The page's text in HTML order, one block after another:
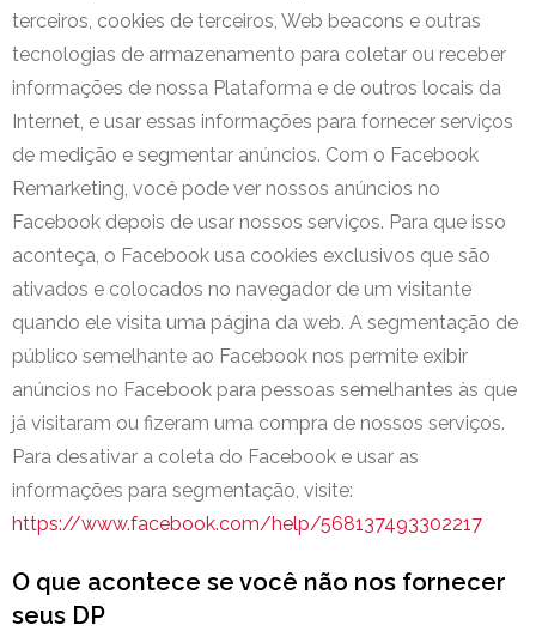
terceiros, cookies de terceiros, Web beacons e outras
tecnologias de armazenamento para coletar ou receber
informações de nossa Plataforma e de outros locais da
Internet, e usar essas informações para fornecer serviços
de medição e segmentar anúncios. Com o Facebook
Remarketing, você pode ver nossos anúncios no
Facebook depois de usar nossos serviços. Para que isso
aconteça, o Facebook usa cookies exclusivos que são
ativados e colocados no navegador de um visitante
quando ele visita uma página da web. A segmentação de
público semelhante ao Facebook nos permite exibir
anúncios no Facebook para pessoas semelhantes às que
já visitaram ou fizeram uma compra de nossos serviços.
Para desativar a coleta do Facebook e usar as
informações para segmentação, visite:
https://www.facebook.com/help/568137493302217
O que acontece se você não nos fornecer
seus DP